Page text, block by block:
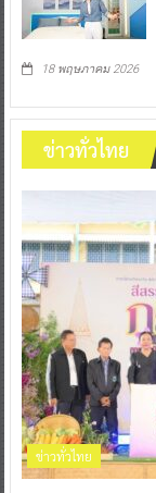
18 พฤษภาคม 2026
ข่าวทั่วไทย
ข่าวทั่วไทย